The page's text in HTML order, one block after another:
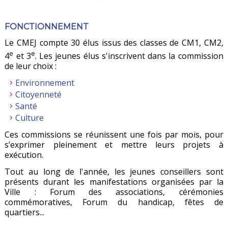
FONCTIONNEMENT
Le CMEJ compte 30 élus issus des classes de CM1, CM2,
4e et 3e. Les jeunes élus s'inscrivent dans la commission
de leur choix :
Environnement
Citoyenneté
Santé
Culture
Ces commissions se réunissent une fois par mois, pour
s’exprimer pleinement et mettre leurs projets à
exécution.
Tout au long de l'année, les jeunes conseillers sont
présents durant les manifestations organisées par la
Ville : Forum des associations, cérémonies
commémoratives, Forum du handicap, fêtes de
quartiers...